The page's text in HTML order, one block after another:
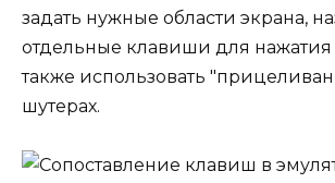
задать нужные области экрана,
отдельные клавиши для нажатия
также использовать
шутерах.